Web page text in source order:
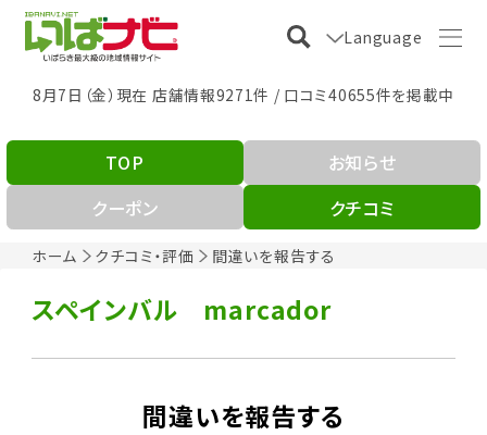
Language
8月7日（金）現在 店舗情報9271件 / 口コミ40655件を掲載中
ホーム クチコミ・評価 間違いを報告する
TOP
お知らせ
クーポン
クチコミ
スペインバル marcador
間違いを報告する